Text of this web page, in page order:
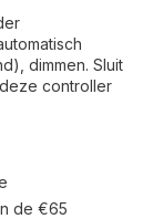
dimmen. Sluit
deze controller
de €65